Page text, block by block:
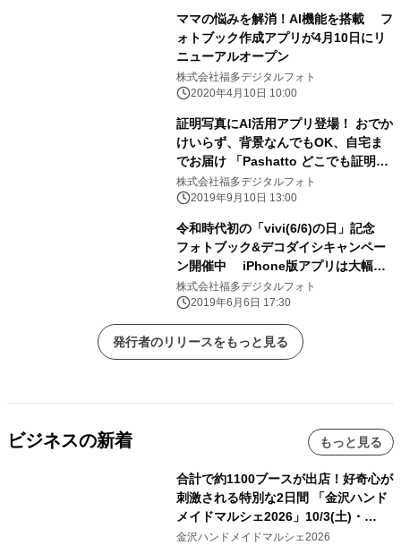
ママの悩みを解消！AI機能を搭載 フ
ォトブック作成アプリが4月10日にリ
ニューアルオープン
株式会社福多デジタルフォト
2020年4月10日 10:00
証明写真にAI活用アプリ登場！ おでか
けいらず、背景なんでもOK、自宅ま
でお届け 「Pashatto どこでも証明」
オープニングは200円
株式会社福多デジタルフォト
2019年9月10日 13:00
令和時代初の「vivi(6/6)の日」記念
フォトブック&デコダイシキャンペー
ン開催中 iPhone版アプリは大幅リ
ニューアル対応完了！
株式会社福多デジタルフォト
2019年6月6日 17:30
発行者のリリースをもっと見る
ビジネスの新着 もっと見る
合計で約1100ブースが出店！好奇心が
刺激される特別な2日間 「金沢ハンド
メイドマルシェ2026」10/3(土)・
10/4(日)開催
金沢ハンドメイドマルシェ2026